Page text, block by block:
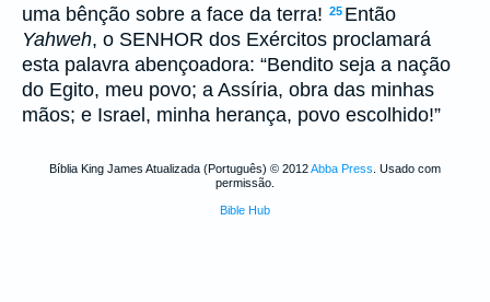
uma bênção sobre a face da terra! 25 Então
Yahweh, o SENHOR dos Exércitos proclamará
esta palavra abençoadora: “Bendito seja a nação
do Egito, meu povo; a Assíria, obra das minhas
mãos; e Israel, minha herança, povo escolhido!”
Bíblia King James Atualizada (Português) © 2012Abba Press . Usado com
permissão.
Bible Hub